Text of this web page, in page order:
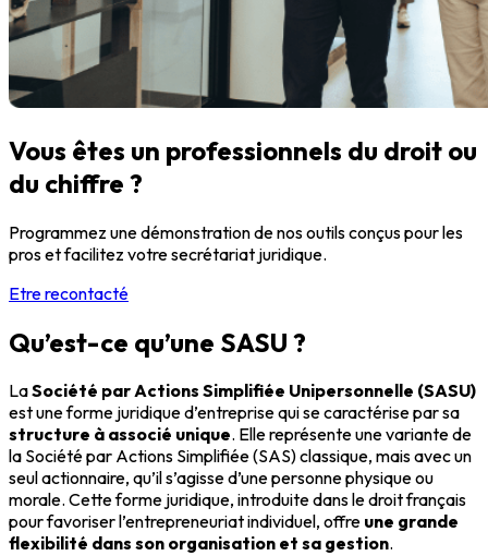
Vous êtes un professionnels du droit ou
du chiffre ?
Programmez une démonstration de nos outils conçus pour les
pros et facilitez votre secrétariat juridique.
Etre recontacté
Qu’est-ce qu’une SASU ?
LaSociété par Actions Simplifiée Unipersonnelle (SASU)
est une forme juridique d’entreprise qui se caractérise par sa
structure à associé unique. Elle représente une variante de
la Société par Actions Simplifiée (SAS) classique, mais avec un
seul actionnaire, qu’il s’agisse d’une personne physique ou
morale. Cette forme juridique, introduite dans le droit français
pour favoriser l’entrepreneuriat individuel, offre une grande
flexibilité dans son organisation et sa gestion.